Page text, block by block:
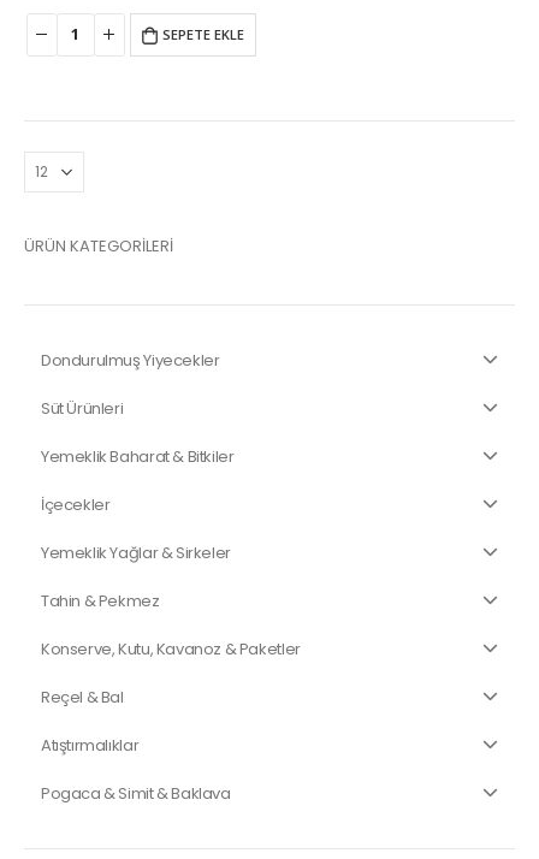
SEPETE EKLE
ÜRÜN KATEGORİLERİ
Dondurulmuş Yiyecekler
Süt Ürünleri
Yemeklik Baharat & Bitkiler
İçecekler
Yemeklik Yağlar & Sirkeler
Tahin & Pekmez
Konserve, Kutu, Kavanoz & Paketler
Reçel & Bal
Atıştırmalıklar
Pogaca & Simit & Baklava